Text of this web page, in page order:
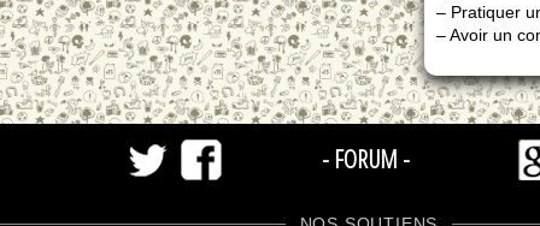
– Pratiquer
– Avoir un
- FORUM -